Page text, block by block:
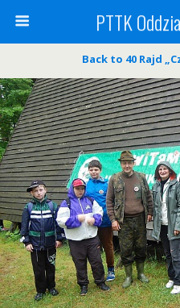
PTTK
Back to 40 Rajd